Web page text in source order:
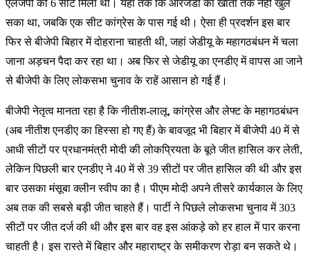
एलजेपी को 6 सीटें मिली थीं। यहां तक कि आरजेडी का खाता तक नहीं खुल
सका था, जबकि एक सीट कांग्रेस के पास गई थी। ऐसा ही प्रदर्शन इस बार
फिर से बीजेपी बिहार में दोहराना चाहती थी, जहां जेडीयू के महागठबंधन में चला
जाना अड़चन पैदा कर रहा था। अब फिर से जेडीयू का एनडीए में वापस आ जाने
से बीजेपी के लिए लोकसभा चुनाव के राहें आसान हो गई हैं।
बीजेपी नेतृत्व मानता रहा है कि नीतीश-लालू, कांग्रेस और लेफ्ट के महागठबंधन
(अब नीतीश एनडीए का हिस्सा हो गए हैं) के बावजूद भी बिहार में बीजेपी 40 में से
आधी सीटों पर प्रधानमंत्री मोदी की लोकप्रियता के बूते जीत हासिल कर लेती,
लेकिन पिछली बार एनडीए ने 40 में से 39 सीटों पर जीत हासिल की थी और इस
बार उसका मंसूबा क्लीन स्वीप का है। पीएम मोदी अपने तीसरे कार्यकाल के लिए
अब तक की सबसे बड़ी जीत चाहते हैं। पार्टी ने पिछले लोकसभा चुनाव में 303
सीटों पर जीत दर्ज की थी और इस बार वह इस आंकड़े को हर हाल में पार करना
चाहती है। इस रास्ते में बिहार और महाराष्ट्र के समीकरण रोड़ा बन सकते थे।